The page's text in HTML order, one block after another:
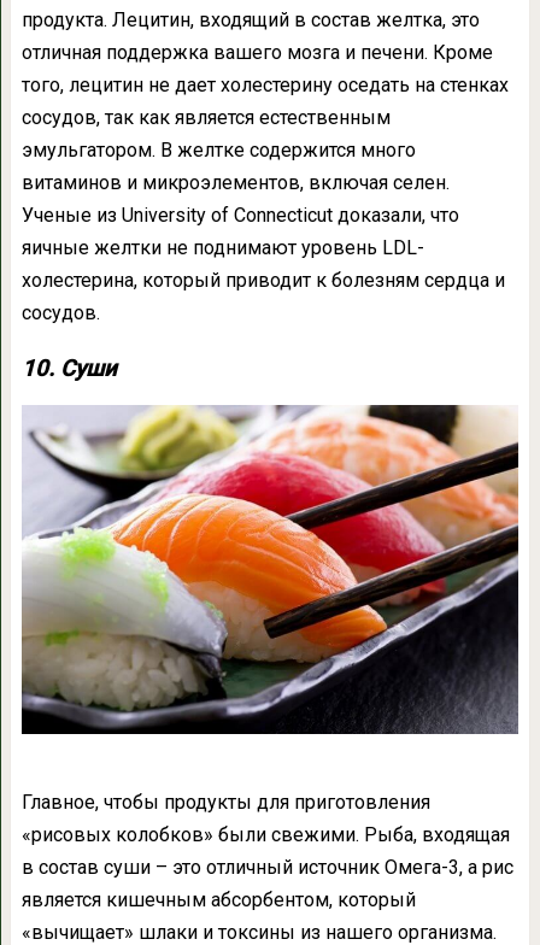
продукта. Лецитин, входящий в состав желтка, это
отличная поддержка вашего мозга и печени. Кроме
того, лецитин не дает холестерину оседать на стенках
сосудов, так как является естественным
эмульгатором. В желтке содержится много
витаминов и микроэлементов, включая селен.
Ученые из University of Connecticut доказали, что
яичные желтки не поднимают уровень LDL-
холестерина, который приводит к болезням сердца и
сосудов.
10. Суши
Главное, чтобы продукты для приготовления
«рисовых колобков» были свежими. Рыба, входящая
в состав суши – это отличный источник Омега-3, а рис
является кишечным абсорбентом, который
«вычищает» шлаки и токсины из нашего организма.